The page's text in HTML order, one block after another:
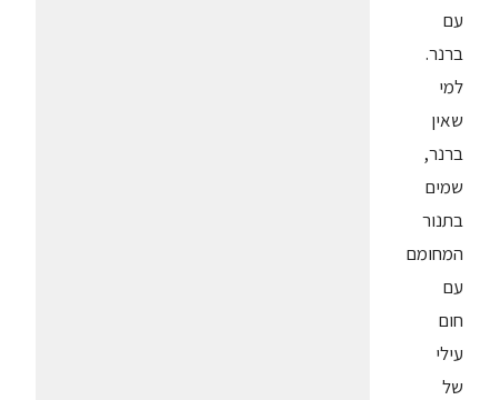
עם
ברנר.
למי
שאין
ברנר,
שמים
בתנור
המחומם
עם
חום
עילי
של